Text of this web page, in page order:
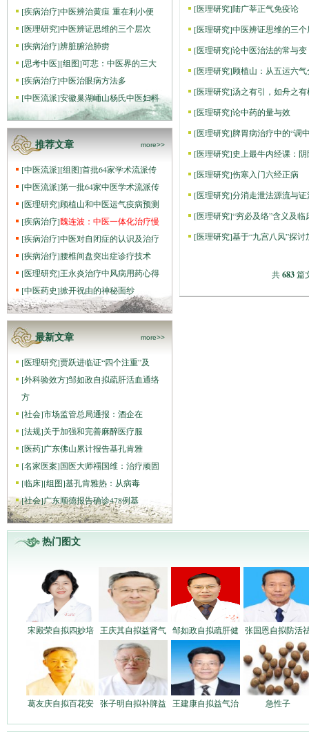
[疾病治疗]中医辨治黄疸 重在利小便
[医理研究]中医辨证思维的三个层次
[疾病治疗]辨脏腑治肺痨
[思考中医][组图]可悲：中医界的三大
[疾病治疗]中医治眼病方法多
[中医流派]安徽巢湖峏山杨氏中医妇科
推荐文章 more>>
[中医流派][组图]首批64家学术流派传
[中医流派]第一批64家中医学术流派传
[医理研究]顾植山和中医运气疫病预测
[疾病治疗]魏连波：中医一体化治疗慢
[疾病治疗]中医对自闭症的认识及治疗
[疾病治疗]腰椎间盘突出症诊疗技术
[医理研究]王永炎治疗中风病用药心得
[中医药史]掀开祝由的神秘面纱
最新文章 more>>
[医理研究]贾跃进临证“四个注重”及
[外科验效方]邹如政自拟疏肝活血通络
方
[社会]市场监管总局通报：酒企在
[法规]关于加强和完善麻醉医疗服
[医药]广东佛山累计报告基孔肯雅
[名家医案]国医大师禤国维：治疗顽固
[临床][组图]基孔肯雅热：从病毒
[社会]广东顺德报告确诊478例基
[医理研究]陆广莘正气免疫论
[医理研究]中医辨证思维的三个
[医理研究]论中医治法的常与变
[医理研究]顾植山：从五运六
[医理研究]汤之有引，如舟之有
[医理研究]论中药的量与效
[医理研究]脾胃病治疗中的“调
[医理研究]史上最牛内经课：
[医理研究]伤寒入门六经正病
[医理研究]分消走泄法源流与证
[医理研究]“穷必及络”含义及临
[医理研究]基于“九宫八风”探
共683篇
热门图文
宋殿荣自拟四妙培 王庆其自拟益肾气 邹如政自拟疏肝健 张国恩自拟防活
葛友庆自拟百花安 张子明自拟补脾益 王建康自拟益气治 急性子